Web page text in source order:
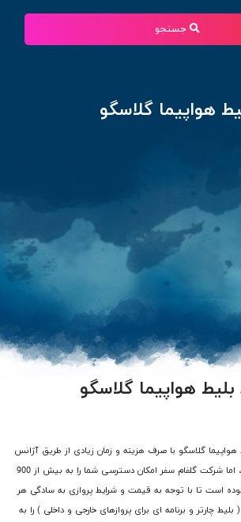
جستجو
هواپیما گلاسگو
بلیط هواپیما گلاسگو
هواپیما گلاسگو با صرف هزینه و زمان زیادی از طریق آژانس
های هواپیمایی میسر بود، اما شرکت گلفام سفر امکان دسترسی شما را به بیش از 900
فراهم نموده است تا با توجه به قیمت و شرایط پروازی به سادگی هر
چارتر و برنامه ای برای پروازهای خارجی و داخلی ) را به